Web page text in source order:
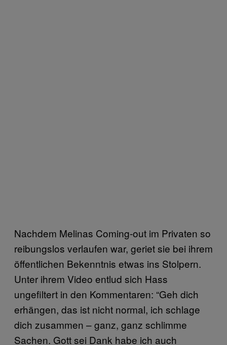
Nachdem Melinas Coming-out im Privaten so
reibungslos verlaufen war, geriet sie bei ihrem
öffentlichen Bekenntnis etwas ins Stolpern.
Unter ihrem Video entlud sich Hass
ungefiltert in den Kommentaren: “Geh dich
erhängen, das ist nicht normal, ich schlage
dich zusammen – ganz, ganz schlimme
Sachen. Gott sei Dank habe ich auch